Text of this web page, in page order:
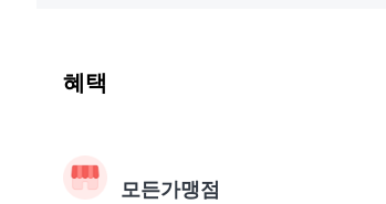
혜택
모든가맹점